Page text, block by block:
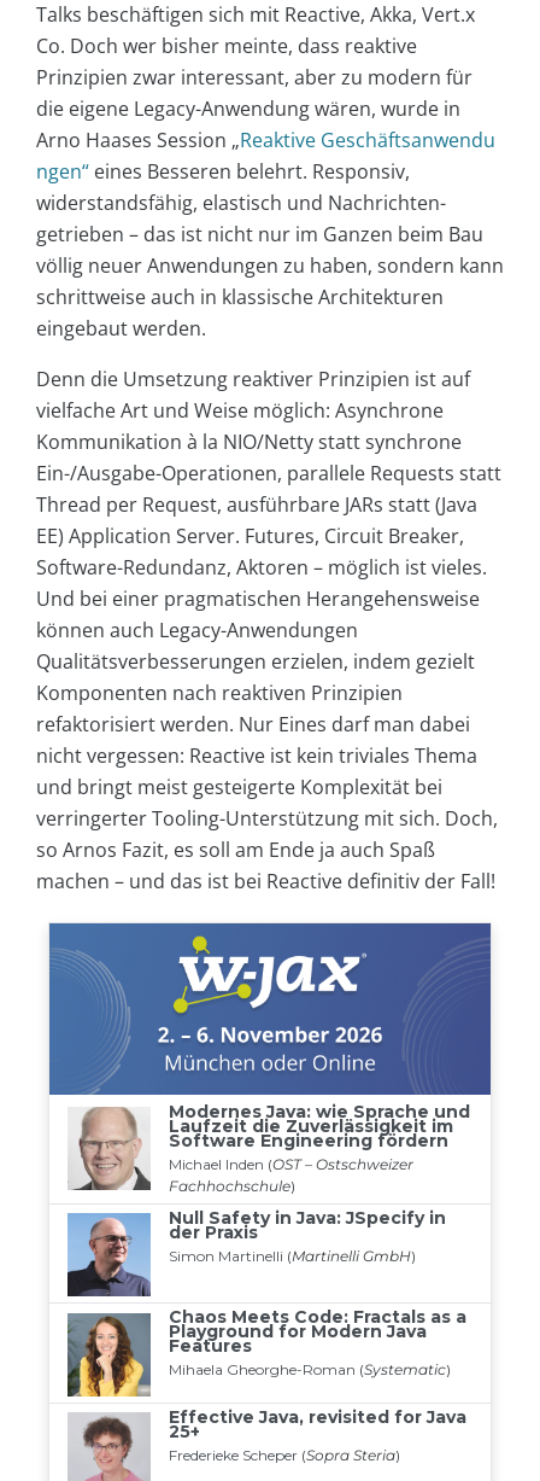
Talks beschäftigen sich mit Reactive, Akka, Vert.x
Co. Doch wer bisher meinte, dass reaktive
Prinzipien zwar interessant, aber zu modern für
die eigene Legacy-Anwendung wären, wurde in
Arno Haases Session „Reaktive Geschäftsanwendu
ngen“ eines Besseren belehrt. Responsiv,
widerstandsfähig, elastisch und Nachrichten-
getrieben – das ist nicht nur im Ganzen beim Bau
völlig neuer Anwendungen zu haben, sondern kann
schrittweise auch in klassische Architekturen
eingebaut werden.
Denn die Umsetzung reaktiver Prinzipien ist auf
vielfache Art und Weise möglich: Asynchrone
Kommunikation à la NIO/Netty statt synchrone
Ein-/Ausgabe-Operationen, parallele Requests statt
Thread per Request, ausführbare JARs statt (Java
EE) Application Server. Futures, Circuit Breaker,
Software-Redundanz, Aktoren – möglich ist vieles.
Und bei einer pragmatischen Herangehensweise
können auch Legacy-Anwendungen
Qualitätsverbesserungen erzielen, indem gezielt
Komponenten nach reaktiven Prinzipien
refaktorisiert werden. Nur Eines darf man dabei
nicht vergessen: Reactive ist kein triviales Thema
und bringt meist gesteigerte Komplexität bei
verringerter Tooling-Unterstützung mit sich. Doch,
so Arnos Fazit, es soll am Ende ja auch Spaß
machen – und das ist bei Reactive definitiv der Fall!